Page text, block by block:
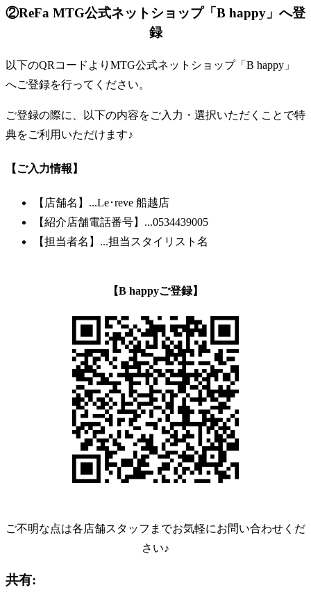
②ReFa MTG公式ネットショップ「B happy」へ登
録
以下のQRコードよりMTG公式ネットショップ「B happy」
へご登録を行ってください。
ご登録の際に、以下の内容をご入力・選択いただくことで特
典をご利用いただけます♪
【ご入力情報】
【店舗名】...Le･reve 船越店
【紹介店舗電話番号】...0534439005
【担当者名】...担当スタイリスト名
【B happyご登録】
ご不明な点は各店舗スタッフまでお気軽にお問い合わせくだ
さい♪
共有: